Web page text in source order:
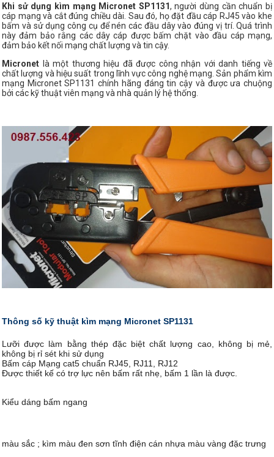
Khi sử dụng kìm mạng Micronet SP1131, người dùng cần chuẩn bị
cáp mạng và cắt đúng chiều dài. Sau đó, họ đặt đầu cáp RJ45 vào khe
bấm và sử dụng công cụ để nén các đầu dây vào đúng vị trí. Quá trình
này đảm bảo rằng các dây cáp được bấm chặt vào đầu cáp mạng,
đảm bảo kết nối mạng chất lượng và tin cậy.
Micronet là một thương hiệu đã được công nhận với danh tiếng về
chất lượng và hiệu suất trong lĩnh vực công nghệ mạng. Sản phẩm kìm
mạng Micronet SP1131 chính hãng đáng tin cậy và được ưa chuộng
bởi các kỹ thuật viên mạng và nhà quản lý hệ thống.
Thông số kỹ thuật kìm mạng Micronet SP1131
Lưỡi được làm bằng thép đặc biệt chất lượng cao, không bị mẻ,
không bị rỉ sét khi sử dụng
Bấm cáp Mạng cat5 chuẩn RJ45, RJ11, RJ12
Được thiết kế có trợ lực nên bấm rất nhẹ, bấm 1 lần là được.
Kiểu dáng bấm ngang
màu sắc ; kìm màu đen sơn tĩnh điện cán nhựa màu vàng đặc trưng